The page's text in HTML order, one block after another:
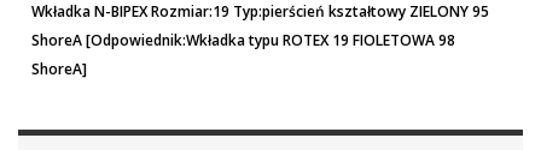
Wkładka N-BIPEX Rozmiar:19 Typ:pierścień kształtowy ZIELONY 95
ShoreA [Odpowiednik:Wkładka typu ROTEX 19 FIOLETOWA 98
ShoreA]